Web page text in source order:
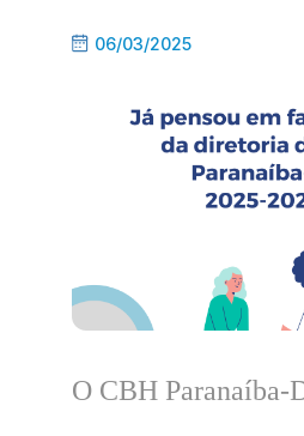
06/03/2025
O CBH Paranaíba-